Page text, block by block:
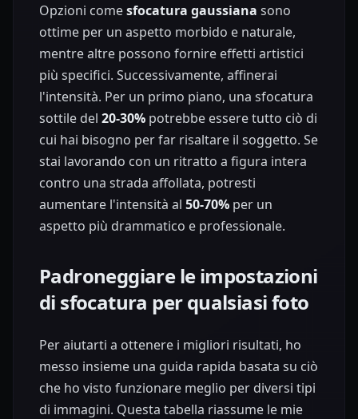
Opzioni comesfocatura gaussiana sono
ottime per un aspetto morbido e naturale,
mentre altre possono fornire effetti artistici
più specifici. Successivamente, affinerai
l'intensità. Per un primo piano, una sfocatura
sottile del 20-30% potrebbe essere tutto ciò di
cui hai bisogno per far risaltare il soggetto. Se
stai lavorando con un ritratto a figura intera
contro una strada affollata, potresti
aumentare l'intensità al 50-70% per un
aspetto più drammatico e professionale.
Padroneggiare le impostazioni
di sfocatura per qualsiasi foto
Per aiutarti a ottenere i migliori risultati, ho
messo insieme una guida rapida basata su ciò
che ho visto funzionare meglio per diversi tipi
di immagini. Questa tabella riassume le mie